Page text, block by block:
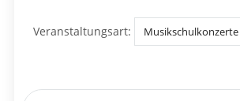
Veranstaltungsart: Musikschulkonzerte